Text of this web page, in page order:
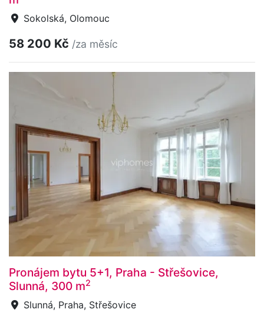
Sokolská, Olomouc
58 200 Kč /za měsíc
Pronájem bytu 5+1, Praha - Střešovice,
Slunná, 300 m2
Slunná, Praha, Střešovice